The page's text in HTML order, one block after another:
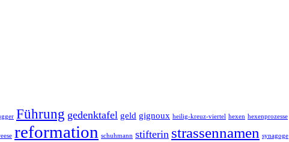
Führung gedenktafel geld gignoux heilig-kreuz-viertel hexen hexenprozesse
reformation schuhmann stifterin strassennamen synagoge